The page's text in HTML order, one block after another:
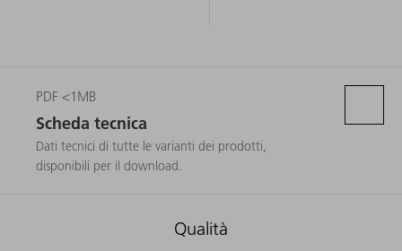
PDF <1MB
Scheda tecnica
Dati tecnici di tutte le varianti dei prodotti,
disponibili per il download.
Qualità